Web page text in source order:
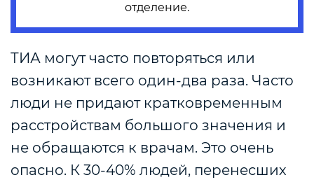
отделение.
ТИА могут часто повторяться или
возникают всего один-два раза. Часто
люди не придают кратковременным
расстройствам большого значения и
не обращаются к врачам. Это очень
опасно. К 30-40% людей, перенесших